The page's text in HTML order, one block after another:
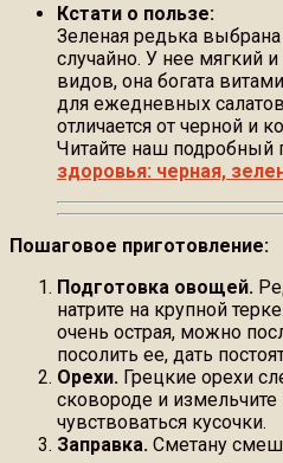
Кстати о пользе:
Зеленая редька
случайно. У нее мягкий
видов, она богата
для ежедневных
отличается от черной и
Читайте наш подробный
здоровья: черная,
Пошаговое приготовление:
Подготовка овощей.
натрите на крупной
очень острая, можно
посолить ее, дать
Орехи. Грецкие орехи
сковороде и
чувствоваться кусочки.
Заправка. Сметану